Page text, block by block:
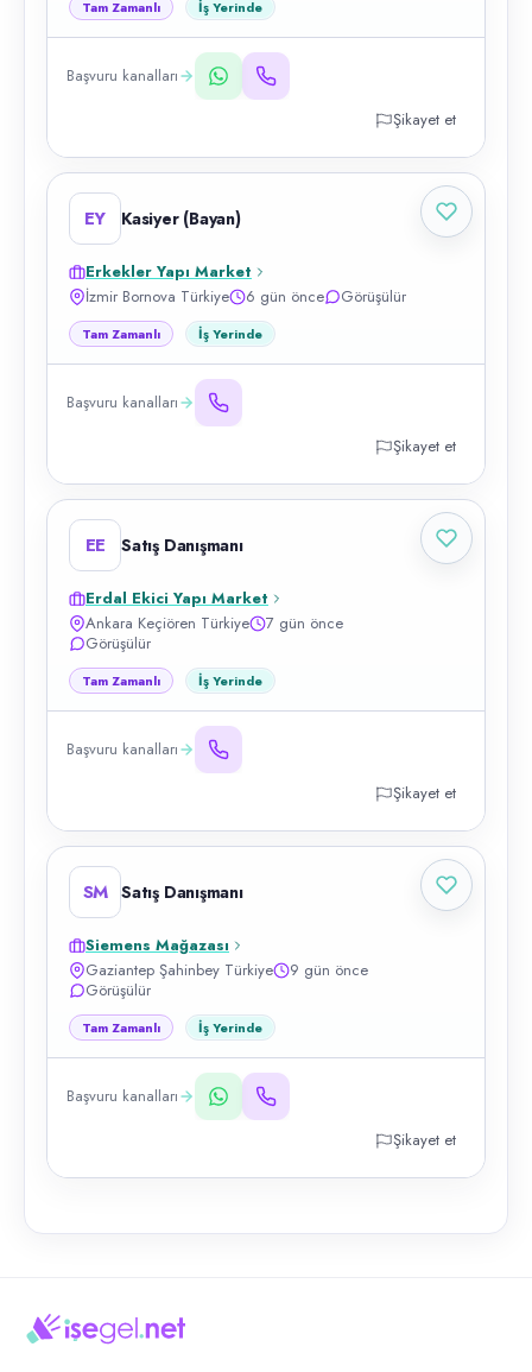
Tam Zamanlı İş Yerinde
Başvuru kanalları
Şikayet et
EY Kasiyer (Bayan)
Erkekler Yapı Market
İzmir Bornova Türkiye
6 gün önce Görüşülür
Tam Zamanlı İş Yerinde
Başvuru kanalları
Şikayet et
EE Satış Danışmanı
Erdal Ekici Yapı Market
Ankara Keçiören Türkiye
7 gün önce
Görüşülür
Tam Zamanlı İş Yerinde
Başvuru kanalları
Şikayet et
SM Satış Danışmanı
Siemens Mağazası
Gaziantep Şahinbey Türkiye
9 gün önce
Görüşülür
Tam Zamanlı İş Yerinde
Başvuru kanalları
Şikayet et